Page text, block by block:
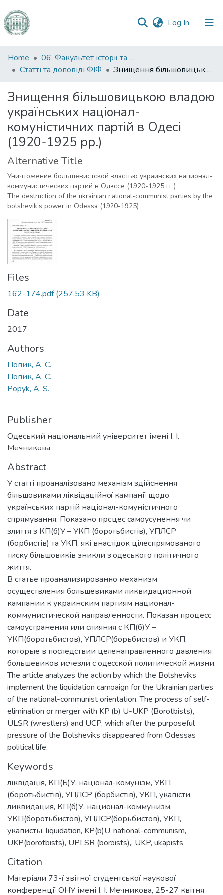
Log In (current)
Communities
&
All of DSpace
Statistics
Home
06. Факультет історії та філософії
Статті та доповіді ФІФ
Знищення більшовицькою владою українських націонал-комуністичних партій в Одесі (1920-1925 рр.)
Знищення більшовицькою владою
українських націонал-
комуністичних партій в Одесі
(1920-1925 рр.)
Alternative Title
Уничтожение большевистской властью украинских национал-
коммунистических партий в Одессе (1920-1925 гг.)
The destruction of the ukrainian national-communist parties by the
bolshevik’s power in Odessa (1920-1925)
Files
162-174.pdf(257.53 KB)
Date
2017
Authors
Попик, А. С.
Попик, А. С.
Popyk, A. S.
Publisher
Одеський національний університет імені І. І.
Мечникова
Abstract
У статті проаналізовано механізм здійснення
більшовиками ліквідаційної кампанії щодо
українських партій націонал-комуністичного
спрямування. Показано процес самоусунення чи
злиття з КП(б)У – УКП (боротьбистів), УПЛСР
(борбистів) та УКП, які внаслідок цілеспрямованого
тиску більшовиків зникли з одеського політичного
життя.
В статье проанализированно механизм
осуществления большевиками ликвидационной
кампании к украинским партиям национал-
коммунистической направленности. Показан процесс
самоустранения или слияния с КП(б)У –
УКП(боротьбистов), УПЛСР(борьбистов) и УКП,
которые в последствии целенаправленного давления
большевиков исчезли с одесской политической жизни.
The article analyzes the action by which the Bolsheviks
implement the liquidation campaign for the Ukrainian parties
of the national-communist orientation. The process of self-
elimination or merger with KP (b) U-UKP (Borotbists),
ULSR (wrestlers) and UCP, which after the purposeful
pressure of the Bolsheviks disappeared from Odessas
political life.
Keywords
ліквідація, КП(Б)У, націонал-комунізм, УКП
(боротьбистів), УПЛСР (борбистів), УКП, укапісти,
ликвидация, КП(б)У, национал-коммунизм,
УКП(боротьбистов), УПЛСР(борьбистов), УКП,
укаписты, liquidation, KP(b)U, national-communism,
UKP(borotbists), UPLSR (borbists),, UKP, ukapists
Citation
Матеріали 73-ї звітної студентської наукової
конференції ОНУ імені І. І. Мечникова, 25-27 квітня